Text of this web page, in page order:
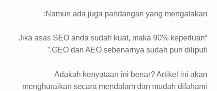
Namun ada juga pandangan yang mengatakan:
“Jika asas SEO anda sudah kuat, maka 90% keperluan
GEO dan AEO sebenarnya sudah pun diliputi.”
Adakah kenyataan ini benar? Artikel ini akan
menghuraikan secara mendalam dan mudah difahami